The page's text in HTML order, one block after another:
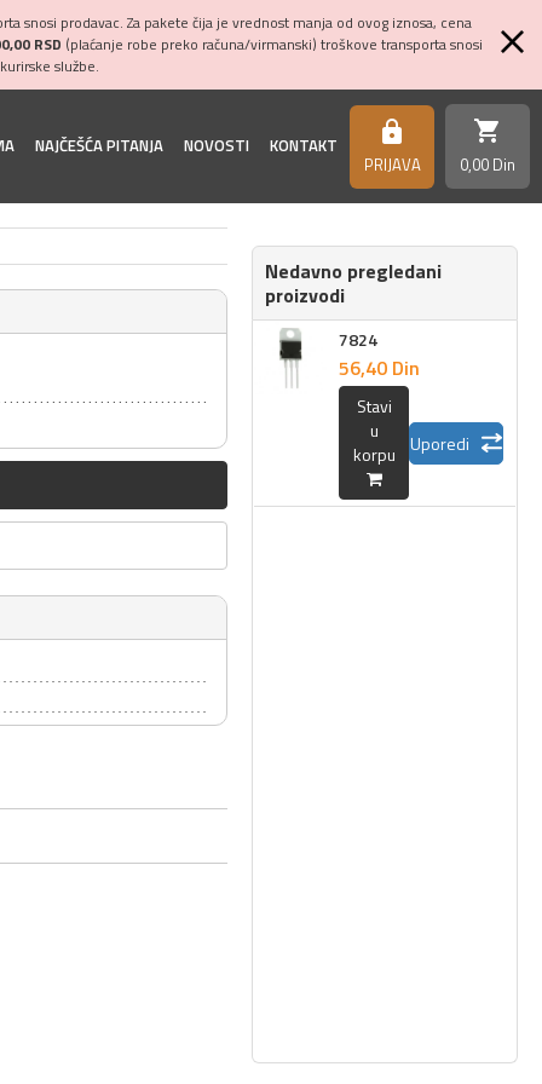
snosi prodavac. Za pakete čija je vrednost manja od ovog iznosa, cena
RSD (plaćanje robe preko računa/virmanski) troškove transporta snosi
službe.
NAJČEŠĆA PITANJA NOVOSTI KONTAKT https
PRIJAVA
shopping_cart
0,00 Din
Nedavno pregledani
proizvodi
7824
56,40 Din
Stavi
u
korpu
Uporedi